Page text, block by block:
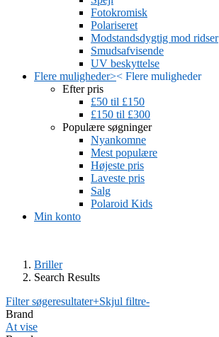
Fotokromisk
Polariseret
Modstandsdygtig mod ridser
Smudsafvisende
UV beskyttelse
Flere muligheder>< Flere muligheder
Efter pris
£50 til £150
£150 til £300
Populære søgninger
Nyankomne
Mest populære
Højeste pris
Laveste pris
Salg
Polaroid Kids
Min konto
Briller
Search Results
Filter søgeresultater+Skjul filtre-
Brand
At vise